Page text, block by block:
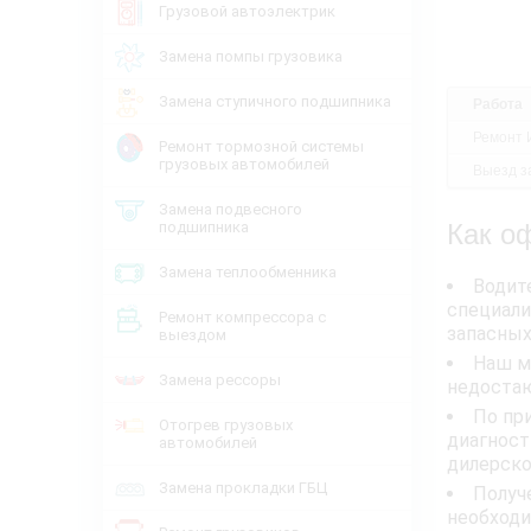
Грузовой автоэлектрик
Замена помпы грузовика
Замена ступичного подшипника
Ремонт тормозной системы
грузовых автомобилей
Замена подвесного
подшипника
Замена теплообменника
Ремонт компрессора с
выездом
Замена рессоры
Отогрев грузовых
автомобилей
Замена прокладки ГБЦ
Как
Наш
По